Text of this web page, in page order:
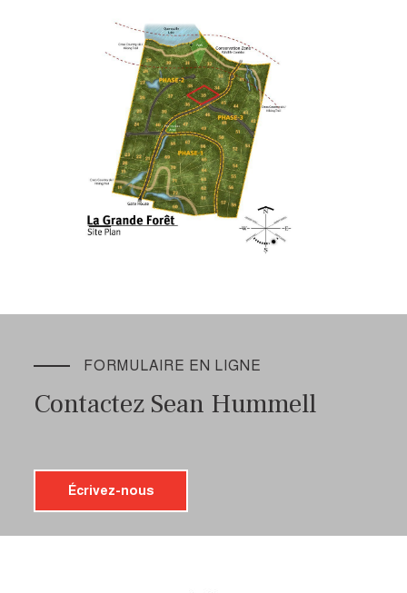
FORMULAIRE EN LIGNE
Contactez Sean Hummell
Écrivez-nous